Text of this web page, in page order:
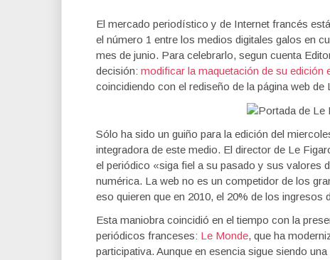
El mercado periodístico y de Internet francés
el número 1 entre los medios digitales galos en
mes de junio. Para celebrarlo, segun cuenta
decisión: modificar la maquetación de su edición
coincidiendo con el rediseño de la página web de
Sólo ha sido un guiño para la edición del
integradora de este medio. El director de Le
el periódico «siga fiel a su pasado y sus valores
numérica. La web no es un competidor de los
eso quieren que en 2010, el 20% de los ingresos
Esta maniobra coincidió en el tiempo con la
periódicos franceses: Le Monde, que ha
participativa. Aunque en esencia sigue siendo